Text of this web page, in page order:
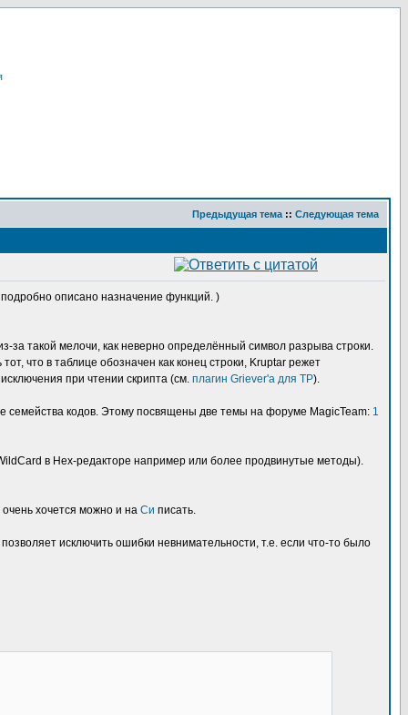
Предыдущая тема :: Следующая тема
подробно описано назначение функций. )
за такой мелочи, как неверно определённый символ разрыва строки.
что в таблице обозначен как конец строки, Kruptar режет
при чтении скрипта (см. плагин Griever'а для TP).
семейства кодов. Этому посвящены две темы на форуме MagicTeam: 1
в Hex-редакторе например или более продвинутые методы).
хочется можно и на Си писать.
исключить ошибки невнимательности, т.е. если что-то было